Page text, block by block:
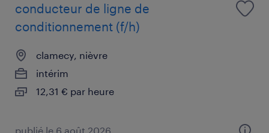
conducteur de ligne de
conditionnement (f/h)
clamecy, nièvre
intérim
12,31 € par heure
publié le 6 août 2026